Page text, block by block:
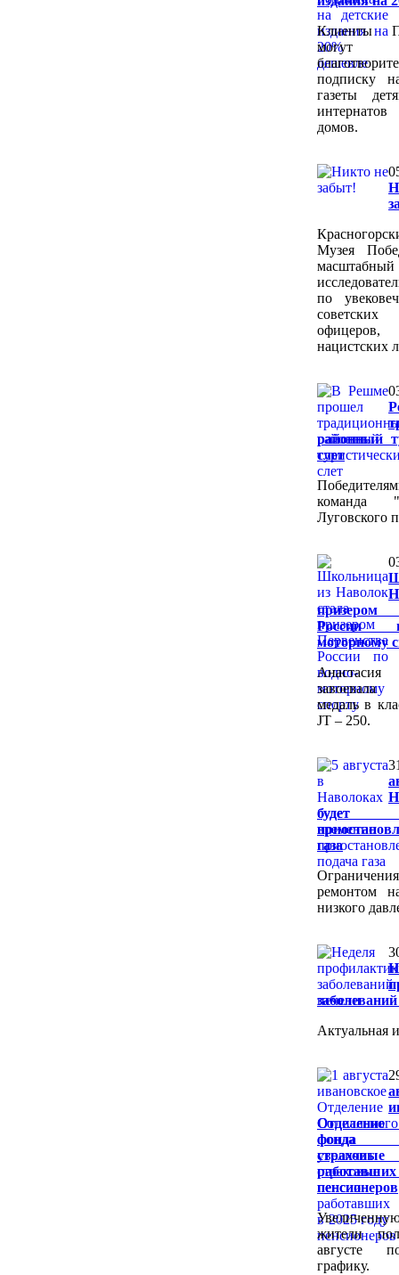
Клиенты
могут
подписку
газеты
домов.
Музея
масштабный
по
нацистских
районный
слет
команда
Луговского
призером
России
моторному
медаль в
JT – 250.
будет
газа
ремонтом
низкого
Актуальная
Отделение
фонда
пенсионеров
жители
августе
графику.